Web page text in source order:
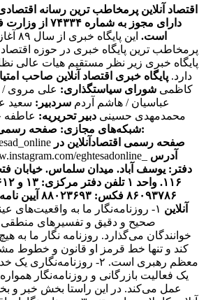
اقتصاد آنلاین پرمخاطب ترین رسانه
دارای مجوز به
است.
این
پرمخاطب ترین پایگاه خبری در حوزه
پایگاه خبری زیر نظر مستقیم هیات عالی
دارد. پایگاه خبری اقتصاد آنلاین صاحب
کاظمی شورای سیاستگذاری: علی مروی /
عباسیان / هاشم آردم سردبیر: سعید
محمدمهدی حسینی دبیر تحریریه: عاطفه
شبکه‌های مجازی:صفحه رسمی اقتصادآنلاین در توییتر:
صفحه رسمی اقتصادآنلاین در
eghtesadonline_ آدرس
دفتر: یوسف آباد. میدان سلماس. خیابان
۱۱۶. واحد ۱
۸۶۰۹۳۷۸۶ فکس: ۸۸۰۲۳۶۹۳
آیین
آنلاین
۱- روزنامه‌نگار ما به واقعیت‌های
صحیح و دقیق و تفسیرهای منطقی و
خوانندگان می‌گذارد. روزنامه نگار ما به
کند و تنها خط قرمز او قانون و
معظم رهبری است. ۲-
یک فعالیت بازرگانی و روزنامه‌نگار
عمل می‌کند. در این راستا بخش خبر و